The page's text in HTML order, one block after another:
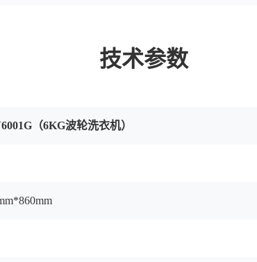
技术参数
（6KG波轮洗衣机）